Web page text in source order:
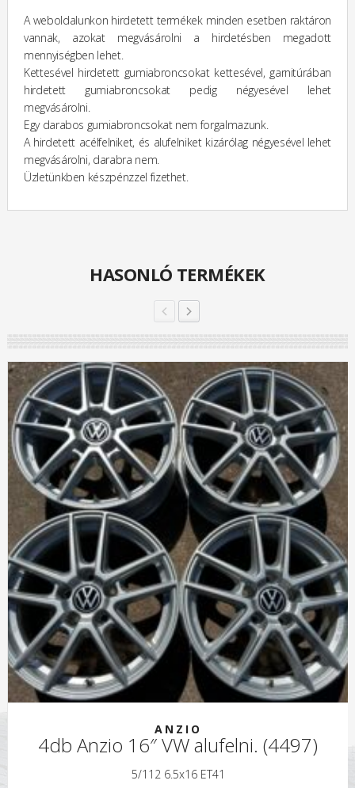
A weboldalunkon hirdetett termékek minden esetben raktáron
vannak, azokat megvásárolni a hirdetésben megadott
mennyiségben lehet.
Kettesével hirdetett gumiabroncsokat kettesével, garnitúrában
hirdetett gumiabroncsokat pedig négyesével lehet
megvásárolni.
Egy darabos gumiabroncsokat nem forgalmazunk.
A hirdetett acélfelniket, és alufelniket kizárólag négyesével lehet
megvásárolni, darabra nem.
Üzletünkben készpénzzel fizethet.
HASONLÓ TERMÉKEK
ANZIO
4db Anzio 16″ VW alufelni. (4497)
5/112 6.5x16 ET41